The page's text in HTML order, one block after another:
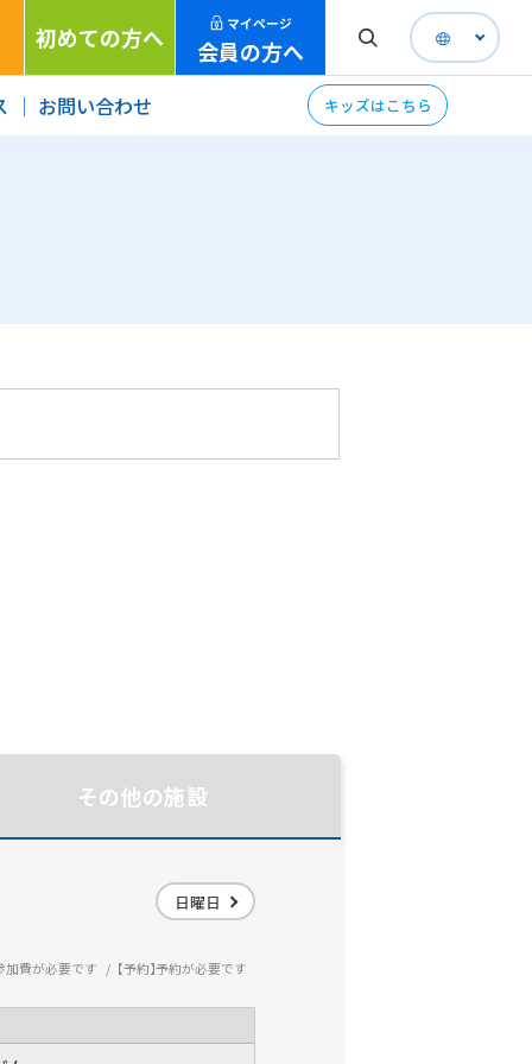
初めての方へ マイページ
会員の方へ
お問い合わせ キッズはこちら
その他の施設
日曜日
加費が必要です 予約 予約が必要です